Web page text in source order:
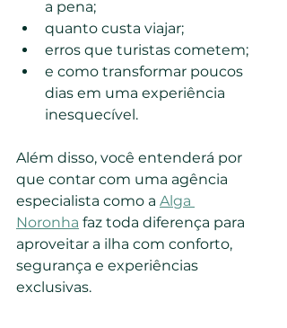
a pena;
quanto custa viajar;
erros que turistas cometem;
e como transformar poucos
dias em uma experiência
inesquecível.
Além disso, você entenderá por
que contar com uma agência
especialista como a Alga
Noronha faz toda diferença para
aproveitar a ilha com conforto,
segurança e experiências
exclusivas.